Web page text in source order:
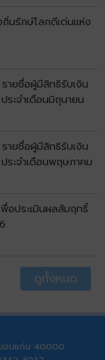
นรักษ์โลกดีเด่นแห่ง
รายชื่อผู้มีสิทธิรับเงิน
ระจำเดือนมิถุนายน
รายชื่อผู้มีสิทธิรับเงิน
ระจำเดือนพฤษภาคม
อประเมินผลสัมฤทธิ์
ดูทั้งหมด
ขอนแก่น 40000